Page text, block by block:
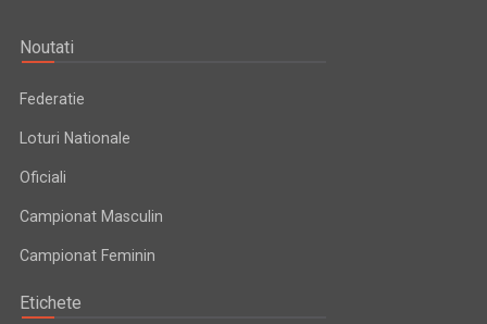
Noutati
Federatie
Loturi Nationale
Oficiali
Campionat Masculin
Campionat Feminin
Etichete